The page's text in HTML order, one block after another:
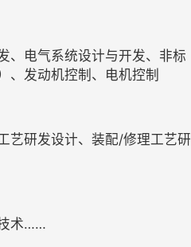
、电气系统设计与开发、非标
、发动机控制、电机控制
艺研发设计、装配/修理工艺研
术……